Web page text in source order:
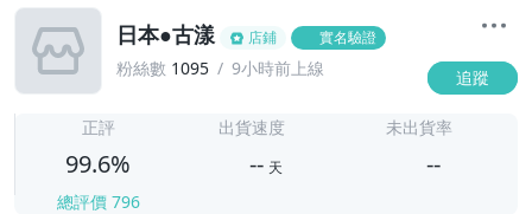
日本●古漾 店鋪 實名驗證
粉絲數 1095 9小時前上線 追蹤
正評
99.6%
總評價 796
出貨速度
-- 天
未出貨率
--